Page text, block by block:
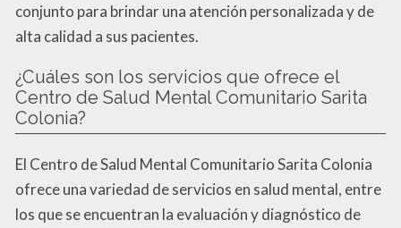
conjunto para brindar una atención personalizada y de
alta calidad a sus pacientes.
¿Cuáles son los servicios que ofrece el
Centro de Salud Mental Comunitario Sarita
Colonia?
El Centro de Salud Mental Comunitario Sarita Colonia
ofrece una variedad de servicios en salud mental, entre
los que se encuentran la evaluación y diagnóstico de